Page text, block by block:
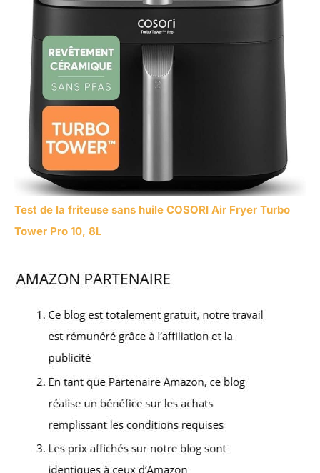
Test de la friteuse sans huile COSORI Air Fryer Turbo
Tower Pro 10, 8L